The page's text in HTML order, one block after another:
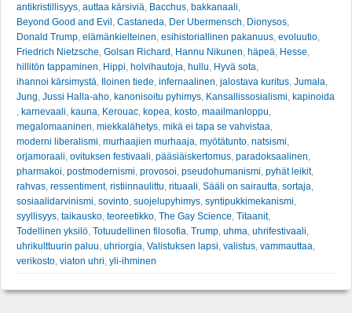
antikristillisyys auttaa kärsiviä Bacchus bakkanaali
Beyond Good and Evil Castaneda Der Ubermensch Dionysos
Donald Trump elämänkielteinen esihistoriallinen pakanuus evoluutio
Friedrich Nietzsche Golsan Richard Hannu Nikunen häpeä Hesse
hillitön tappaminen Hippi holvihautoja hullu Hyvä sota
ihannoi kärsimystä Iloinen tiede infernaalinen jalostava kuritus Jumala
Jung Jussi Halla-aho kanonisoitu pyhimys Kansallissosialismi kapinoida
karnevaali kauna Kerouac kopea kosto maailmanloppu
megalomaaninen miekkalähetys mikä ei tapa se vahvistaa
moderni liberalismi murhaajien murhaaja myötätunto natsismi
orjamoraali ovituksen festivaali pääsiäiskertomus paradoksaalinen
pharmakoi postmodernismi provosoi pseudohumanismi pyhät leikit,
rahvas ressentiment, ristiinnaulittu rituaali Sääli on sairautta sortaja
sosiaalidarvinismi sovinto suojelupyhimys syntipukkimekanismi
syyllisyys taikausko teoreetikko The Gay Science Titaanit,
Todellinen yksilö Totuudellinen filosofia Trump uhma uhrifestivaali
uhrikulttuurin paluu uhriorgia Valistuksen lapsi valistus vammauttaa
verikosto viaton uhri yli-ihminen